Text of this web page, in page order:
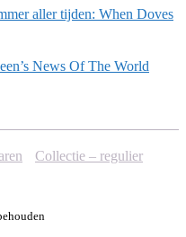
aller tijden: When Doves
News Of The World
Collectie – regulier